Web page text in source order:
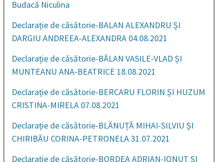
Budacă Niculina
Declarație de căsătorie-BALAN ALEXANDRU ȘI
DARGIU ANDREEA-ALEXANDRA 04.08.2021
Declarație de căsătorie-BĂLAN VASILE-VLAD ȘI
MUNTEANU ANA-BEATRICE 18.08.2021
Declarație de căsătorie-BERCARU FLORIN ȘI HUZUM
CRISTINA-MIRELA 07.08.2021
Declarație de căsătorie-BLĂNUȚĂ MIHAI-SILVIU ȘI
CHIRIBĂU CORINA-PETRONELA 31.07.2021
Declarație de căsătorie-BORDEA ADRIAN-IONUȚ ȘI